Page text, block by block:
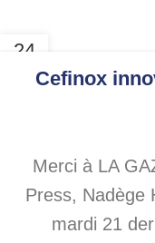
24
Cefinox
Merci à LA
Press, Nadège
mardi 21